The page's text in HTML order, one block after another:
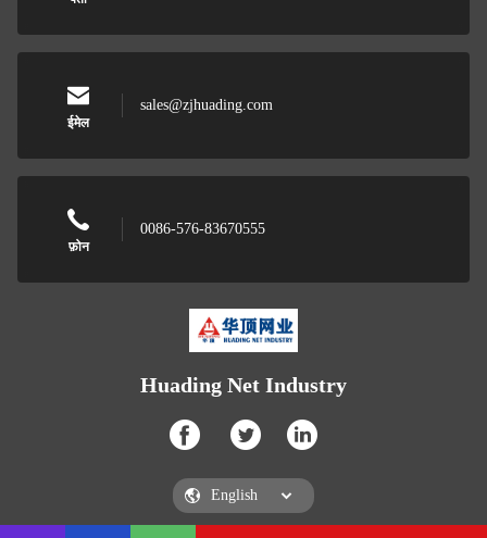
ईमेल
sales@zjhuading.com
फ़ोन
0086-576-83670555
Huading Net Industry